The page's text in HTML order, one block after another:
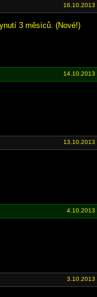
16.10.2013
3 měsíců. (Nové!)
14.10.2013
13.10.2013
4.10.2013
3.10.2013